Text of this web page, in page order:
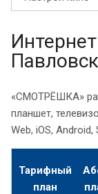
«СМОТРЁШКА»
планшет,
Web, iOS,
Тарифный
план